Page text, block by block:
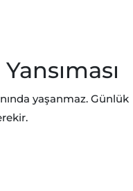
yaşanmaz. Günlük